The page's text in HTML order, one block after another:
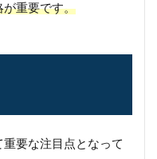
が重要です。
要な注目点となって